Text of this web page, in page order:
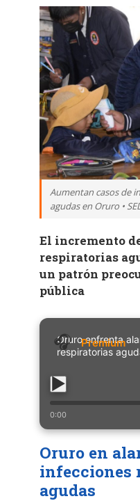
Aumentan casos de
agudas en Oruro •
El incremento
respiratorias
un patrón
pública
Oruro enfrenta
respiratorias
0:00
Oruro en
infecciones
agudas